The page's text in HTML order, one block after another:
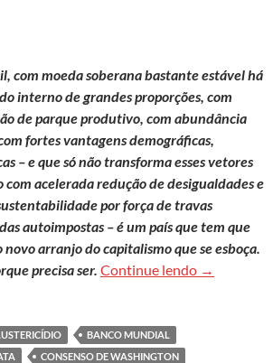
com moeda soberana bastante estável há
interno de grandes proporções, com
de parque produtivo, com abundância
fortes vantagens demográficas,
– e que só não transforma esses vetores
acelerada redução de desigualdades e
por força de travas
autoimpostas – é um país que tem que
novo arranjo do capitalismo que se esboça.
precisa ser. Continue lendo →
BANCO MUNDIAL
CONSENSO DE WASHINGTON